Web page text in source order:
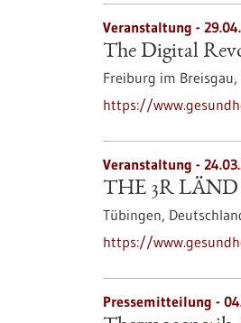
Veranstaltung -
The Digital
Freiburg im
https://
Veranstaltung -
THE 3R LÄND
Tübingen,
https://
Pressemitteilung -